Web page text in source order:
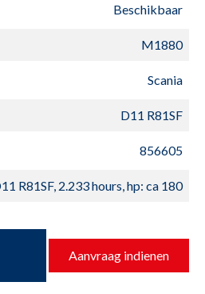
Beschikbaar
M1880
Scania
D11 R81SF
856605
R81SF, 2.233 hours, hp: ca 180
Aanvraag indienen